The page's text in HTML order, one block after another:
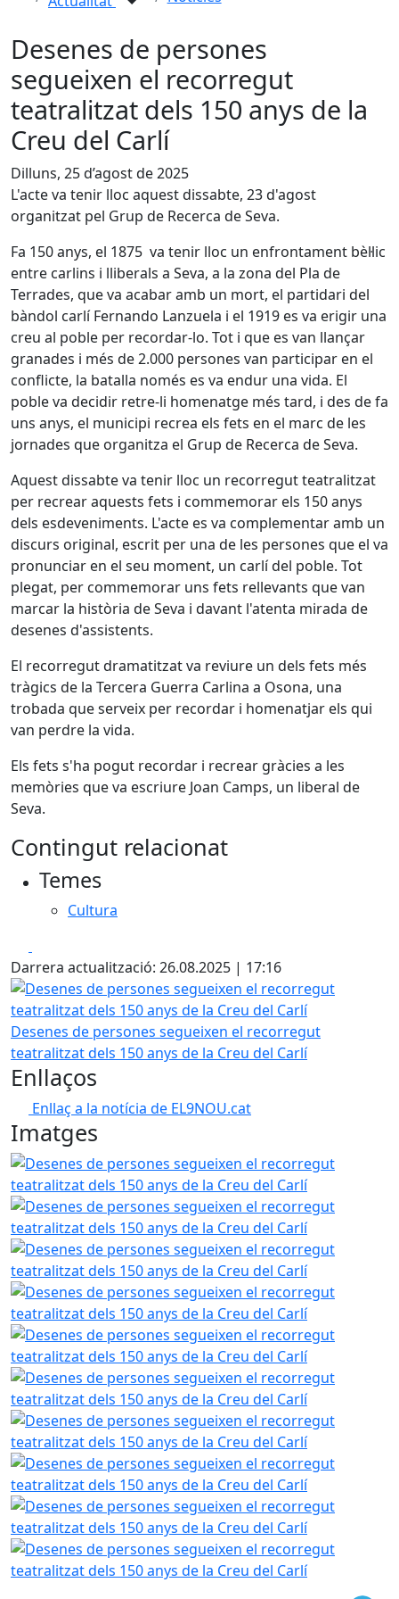
Desenes de persones
segueixen el recorregut
teatralitzat dels 150 anys de la
Creu del Carlí
Dilluns, 25 d’agost de 2025
L'acte va tenir lloc aquest dissabte, 23 d'agost
organitzat pel Grup de Recerca de Seva.
Fa 150 anys, el 1875 va tenir lloc un enfrontament bèl·lic
entre carlins i lliberals a Seva, a la zona del Pla de
Terrades, que va acabar amb un mort, el partidari del
bàndol carlí Fernando Lanzuela i el 1919 es va erigir una
creu al poble per recordar-lo. Tot i que es van llançar
granades i més de 2.000 persones van participar en el
conflicte, la batalla només es va endur una vida. El
poble va decidir retre-li homenatge més tard, i des de fa
uns anys, el municipi recrea els fets en el marc de les
jornades que organitza el Grup de Recerca de Seva.
Aquest dissabte va tenir lloc un recorregut teatralitzat
per recrear aquests fets i commemorar els 150 anys
dels esdeveniments. L'acte es va complementar amb un
discurs original, escrit per una de les persones que el va
pronunciar en el seu moment, un carlí del poble. Tot
plegat, per commemorar uns fets rellevants que van
marcar la història de Seva i davant l'atenta mirada de
desenes d'assistents.
El recorregut dramatitzat va reviure un dels fets més
tràgics de la Tercera Guerra Carlina a Osona, una
trobada que serveix per recordar i homenatjar els qui
van perdre la vida.
Els fets s'ha pogut recordar i recrear gràcies a les
memòries que va escriure Joan Camps, un liberal de
Seva.
Contingut relacionat
Temes
Cultura
Darrera actualització: 26.08.2025 | 17:16
Desenes de persones segueixen el recorregut
Desenes de persones segueixen el recorregut
teatralitzat dels 150 anys de la Creu del Carlí
Enllaços
Enllaç a la notícia de EL9NOU.cat
Imatges
Desenes de persones segueixen el recorregut
Desenes de persones segueixen el recorregut
Desenes de persones segueixen el recorregut
Desenes de persones segueixen el recorregut
Desenes de persones segueixen el recorregut
Desenes de persones segueixen el recorregut
Desenes de persones segueixen el recorregut
Desenes de persones segueixen el recorregut
Desenes de persones segueixen el recorregut
Desenes de persones segueixen el recorregut